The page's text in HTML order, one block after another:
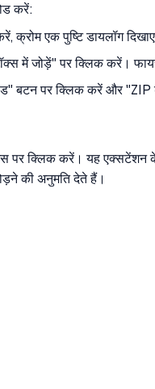
करें:
क्रोम एक पुष्टि डायलॉग
में जोड़ें" पर क्लिक करें।
बटन पर क्लिक करें और
क्लिक करें। यह एक्सटेंशन
की अनुमति देते हैं।